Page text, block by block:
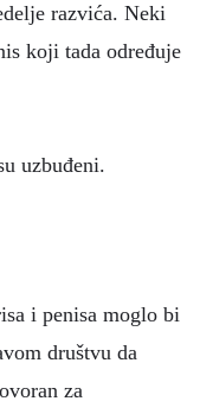
razvića. Neki
koji tada određuje
uzbuđeni.
i penisa moglo bi
društvu da
za